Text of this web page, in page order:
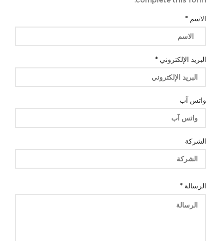
الاسم *
البريد الإلكتروني *
واتس آب
الشركة
الرسالة
الشركة
الرسالة *